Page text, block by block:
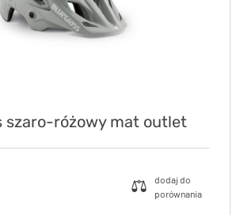
szaro-różowy mat outlet